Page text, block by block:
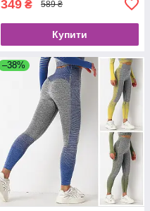
349 ₴ 589 ₴
Купити
–38%